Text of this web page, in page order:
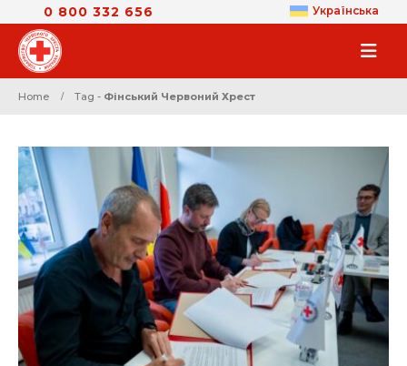
0 800 332 656 Українська
Home Tag - Фінський Червоний Хрест